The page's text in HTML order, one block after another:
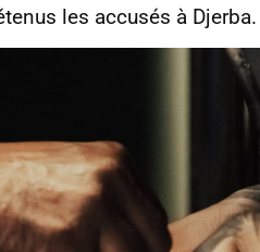
les accusés à Djerba.